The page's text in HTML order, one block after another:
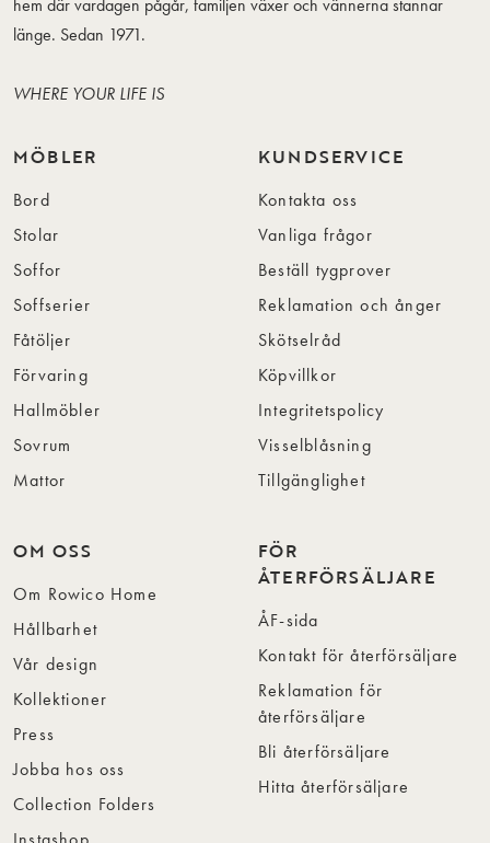
hem där vardagen pågår, familjen växer och vännerna stannar
länge. Sedan 1971.
WHERE YOUR LIFE IS
MÖBLER
Bord
Stolar
Soffor
Soffserier
Fåtöljer
Förvaring
Hallmöbler
Sovrum
Mattor
KUNDSERVICE
Kontakta oss
Vanliga frågor
Beställ tygprover
Reklamation och ånger
Skötselråd
Köpvillkor
Integritetspolicy
Visselblåsning
Tillgänglighet
OM OSS
Om Rowico Home
Hållbarhet
Vår design
Kollektioner
Press
Jobba hos oss
Collection Folders
FÖR
ÅTERFÖRSÄLJARE
ÅF-sida
Kontakt för återförsäljare
Reklamation för
återförsäljare
Bli återförsäljare
Hitta återförsäljare